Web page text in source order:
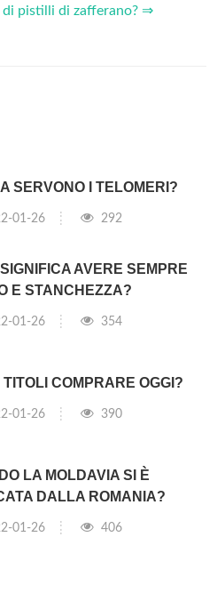
pistilli di zafferano? ⇒
SERVONO I TELOMERI?
01-26 292
AVERE SEMPRE
E STANCHEZZA?
01-26 354
COMPRARE OGGI?
01-26 390
LA MOLDAVIA SI È
DALLA ROMANIA?
01-26 406